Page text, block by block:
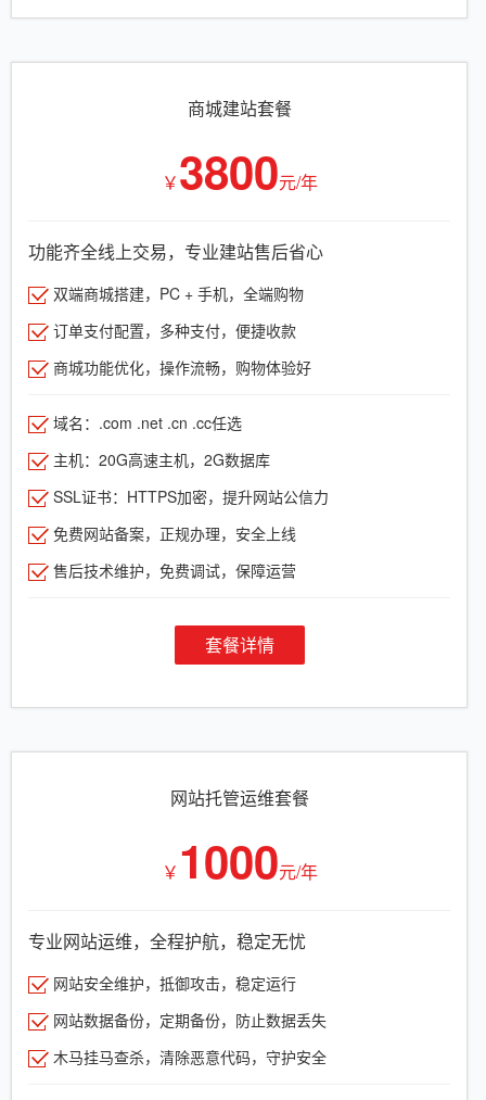
商城建站套餐
￥3800元/年
功能齐全线上交易，专业建站售后省心
双端商城搭建，PC + 手机，全端购物
订单支付配置，多种支付，便捷收款
商城功能优化，操作流畅，购物体验好
域名：.com .net .cn .cc任选
主机：20G高速主机，2G数据库
SSL证书：HTTPS加密，提升网站公信力
免费网站备案，正规办理，安全上线
售后技术维护，免费调试，保障运营
套餐详情
网站托管运维套餐
￥ 1000元/年
专业网站运维，全程护航，稳定无忧
网站安全维护，抵御攻击，稳定运行
网站数据备份，定期备份，防止数据丢失
木马挂马查杀，清除恶意代码，守护安全